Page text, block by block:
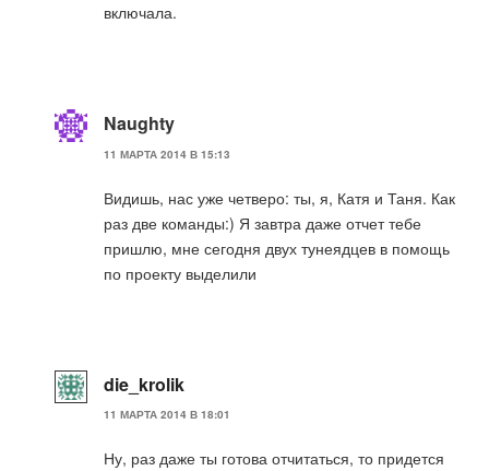
включала.
Naughty
11 МАРТА 2014 В 15:13
Видишь, нас уже четверо: ты, я, Катя и Таня. Как
раз две команды:) Я завтра даже отчет тебе
пришлю, мне сегодня двух тунеядцев в помощь
по проекту выделили
die_krolik
11 МАРТА 2014 В 18:01
Ну, раз даже ты готова отчитаться, то придется